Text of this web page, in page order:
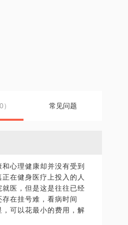
常见问题
心理健康却并没有受到
在健身医疗上投入的人
医，但是这是往往已经
在挂号难，看病时间
可以花最小的费用，解